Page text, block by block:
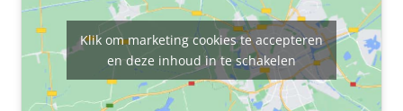
Klik om marketing cookies te accepteren
en deze inhoud in te schakelen